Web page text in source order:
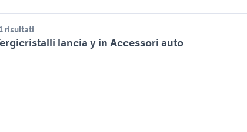
risultati
lancia y in Accessori auto